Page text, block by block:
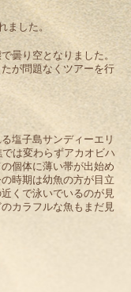
した。
曇り空となりました。
が問題なくツアーを行
塩子島サンディーエリ
は変わらずアカオビハ
個体に薄い帯が出始め
時期は幼魚の方が目立
くで泳いでいるのが見
カラフルな魚もまだ見